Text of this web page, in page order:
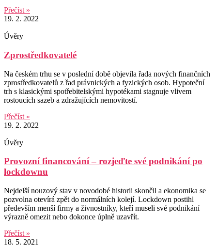
Přečíst »
19. 2. 2022
Úvěry
Zprostředkovatelé
Na českém trhu se v poslední době objevila řada nových finančních
zprostředkovatelů z řad právnických a fyzických osob. Hypoteční
trh s klasickými spotřebitelskými hypotékami stagnuje vlivem
rostoucích sazeb a zdražujících nemovitostí.
Přečíst »
19. 2. 2022
Úvěry
Provozní financování – rozjeďte své podnikání po
lockdownu
Nejdelší nouzový stav v novodobé historii skončil a ekonomika se
pozvolna otevírá zpět do normálních kolejí. Lockdown postihl
především menší firmy a živnostníky, kteří museli své podnikání
výrazně omezit nebo dokonce úplně uzavřít.
Přečíst »
18. 5. 2021